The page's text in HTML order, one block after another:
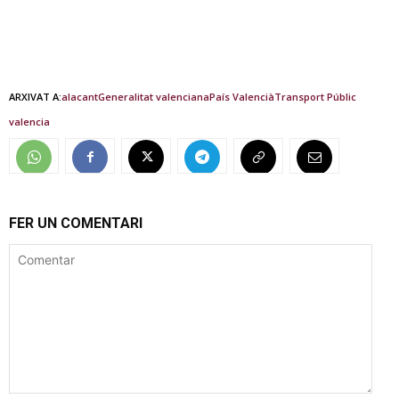
ARXIVAT A:alacantGeneralitat valencianaPaís ValenciàTransport Públic
valencia
FER UN COMENTARI